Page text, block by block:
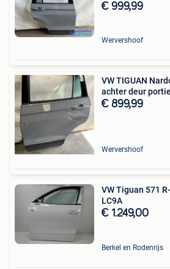
€ 999,99
Wervershoof
VW TIGUAN
achter deur
€ 899,99
Wervershoof
VW Tiguan 571
LC9A
€ 1.249,00
Berkel en Rodenrijs